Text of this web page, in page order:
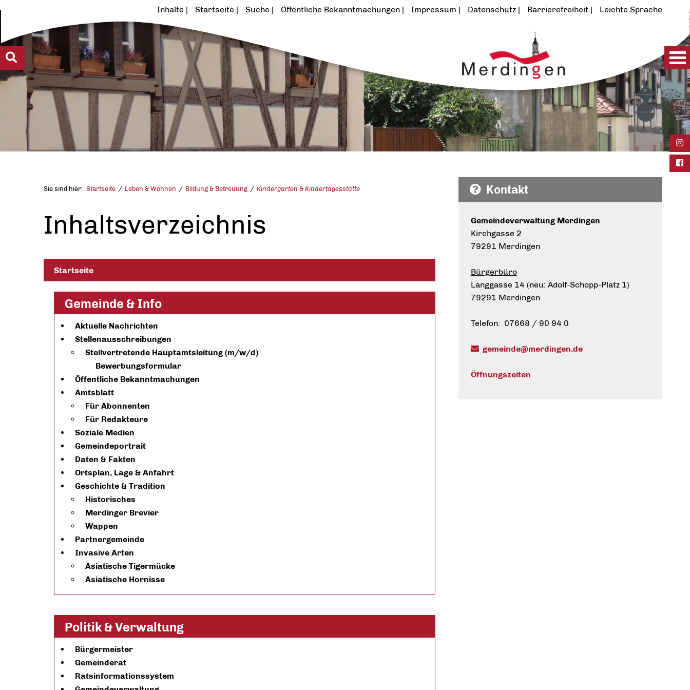
Inhalte Startseite Suche Öffentliche Bekanntmachungen Impressum Datenschutz Barrierefreiheit Leichte Sprache
Sie sind hier: Startseite Leben & Wohnen Bildung & Betreuung Kindergarten & Kindertagesstätte
Inhaltsverzeichnis
Startseite
Gemeinde & Info
Aktuelle Nachrichten
Stellenausschreibungen
Stellvertretende Hauptamtsleitung (m/w/d)
Bewerbungsformular
Öffentliche Bekanntmachungen
Amtsblatt
Für Abonnenten
Für Redakteure
Soziale Medien
Gemeindeportrait
Daten & Fakten
Ortsplan, Lage & Anfahrt
Geschichte & Tradition
Historisches
Merdinger Brevier
Wappen
Partnergemeinde
Invasive Arten
Asiatische Tigermücke
Asiatische Hornisse
Politik & Verwaltung
Bürgermeister
Gemeinderat
Ratsinformationssystem
Kontakt
Gemeindeverwaltung Merdingen
Kirchgasse 2
79291 Merdingen
Bürgerbüro
Langgasse 14 (neu: Adolf-Schopp-Platz 1)
79291 Merdingen
Telefon: 07668 / 90 94 0
gemeinde@merdingen.de
Öffnungszeiten